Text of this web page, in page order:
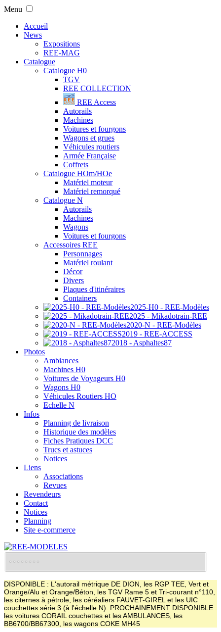
Menu
Accueil
News
Expositions
REE-MAG
Catalogue
Catalogue H0
TGV
REE COLLECTION
REE Access
Autorails
Machines
Voitures et fourgons
Wagons et grues
Véhicules routiers
Armée Française
Coffrets
Catalogue HOm/HOe
Matériel moteur
Matériel remorqué
Catalogue N
Autorails
Machines
Wagons
Voitures et fourgons
Accessoires REE
Personnages
Matériel roulant
Décor
Divers
Plaques d'itinéraires
Containers
2025-H0 - REE-Modèles
2025 - Mikadotrain-REE
2020-N - REE-Modèles
2019 - REE-ACCESS
2018 - Asphaltes87
Photos
Ambiances
Machines H0
Voitures de Voyageurs H0
Wagons H0
Véhicules Routiers HO
Echelle N
Infos
Planning de livraison
Historique des modèles
Fiches Pratiques DCC
Trucs et astuces
Notices
Liens
Associations
Revues
Revendeurs
Contact
Notices
Planning
Site e-commerce
DISPONIBLE : L'autorail métrique DE DION, les RGP TEE, Vert et
Orange/Alu et Orange/Béton, les TGV Rame 5 et Tri-courant n°110,
les citernes à pétrole, les céréaliers FAUVET-GIREL et les UIC
couchettes série 3 (à l'échelle N). PROCHAINEMENT DISPONIBLE :
les voitures CORAIL couchettes et les AMBULANCES, les
BB6700/BB67300, les wagons COKE MH45